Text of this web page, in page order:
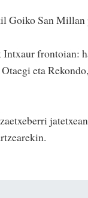
Goiko San Millan
frontoian:
eta